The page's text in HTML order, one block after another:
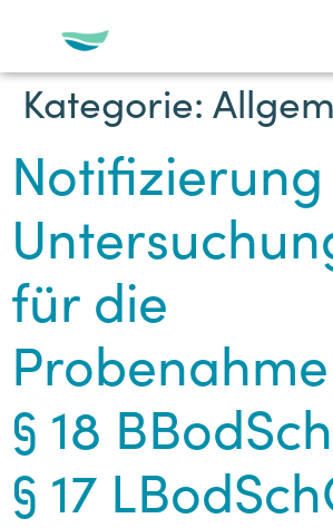
Kategorie:
Notifizierung
für die
§ 18
§ 17